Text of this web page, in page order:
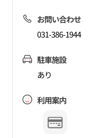
お問い合わせ
031-386-1944
駐車施設
あり
利用案内